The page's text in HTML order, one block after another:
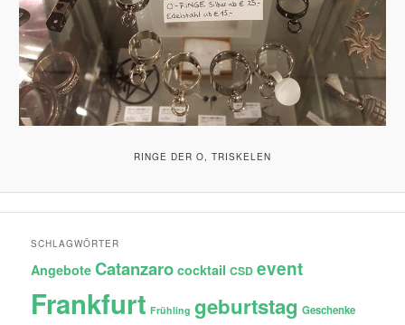
RINGE DER O, TRISKELEN
SCHLAGWÖRTER
Angebote Catanzaro cocktail CSD event
Frankfurt Frühling geburtstag Geschenke